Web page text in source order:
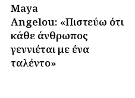
Maya
Angelou: «Πιστεύω ότι
κάθε άνθρωπος
γεννιέται με ένα
ταλέντο»